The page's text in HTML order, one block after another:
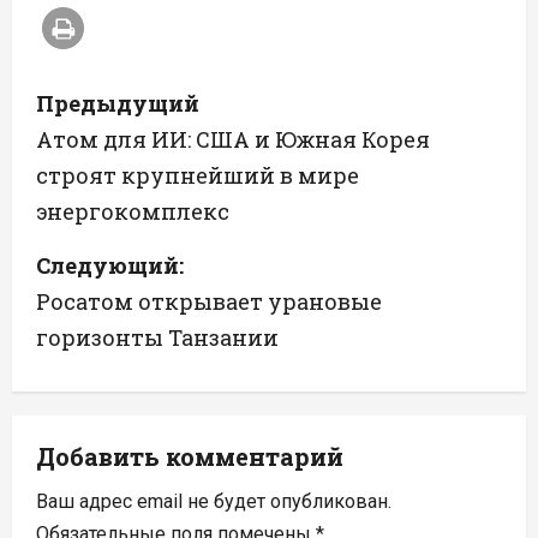
Н
а
в
г
а
ц
и
я
Предыдущий
Атом для ИИ: США и Южная Корея
строят крупнейший в мире
энергокомплекс
Следующий:
Росатом открывает урановые
горизонты Танзании
Добавить комментарий
Ваш адрес email не будет опубликован.